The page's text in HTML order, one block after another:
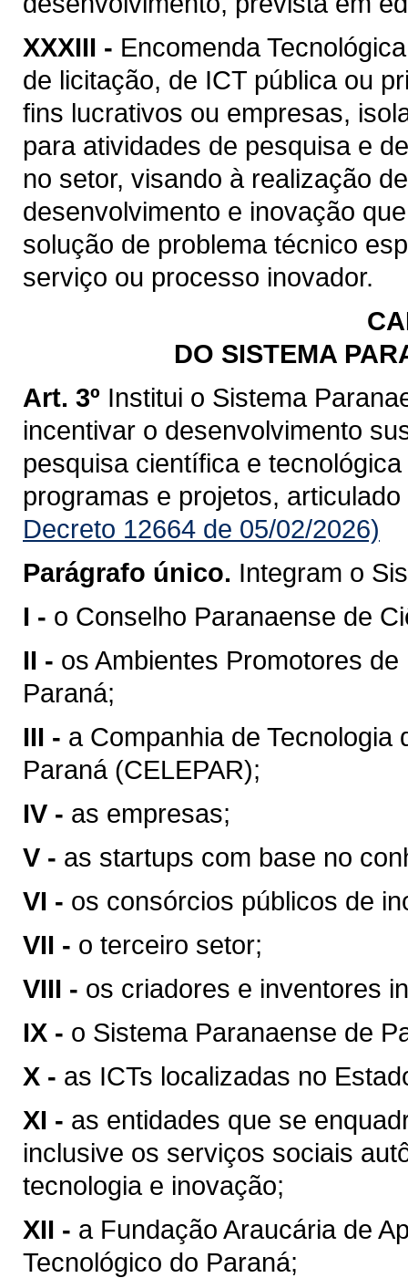
XXXIII - Encomenda
de licitação, de ICT pública ou
fins lucrativos ou empresas,
para atividades de pesquisa e
no setor, visando à realização
desenvolvimento e inovação
solução de problema técnico
serviço ou processo inovador.
DO SISTEMA
Art. 3º Institui o Sistema
incentivar o desenvolvimento
pesquisa científica e
programas e projetos,
Decreto 12664 de 05/02/2026)
Parágrafo único. Integram o
I - o Conselho Paranaense de
II - os Ambientes Promotores
Paraná;
III - a Companhia de
Paraná (CELEPAR);
IV - as empresas;
V - as startups com base no
VI - os consórcios públicos de
VII - o terceiro setor;
VIII - os criadores e inventores
IX - o Sistema Paranaense de
X - as ICTs localizadas no
XI - as entidades que se
inclusive os serviços sociais
tecnologia e inovação;
XII - a Fundação Araucária de
Tecnológico do Paraná;